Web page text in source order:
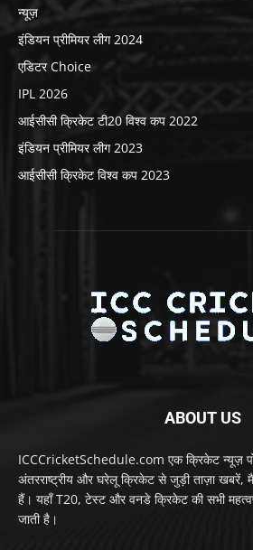
न्यूज़
इंडियन प्रीमियर लीग 2024
एडिटर Choice
IPL 2026
आईसीसी क्रिकेट टी20 विश्व कप 2022
इंडियन प्रीमियर लीग 2023
आईसीसी क्रिकेट विश्व कप 2023
ABOUT US
ICCCricketSchedule.com एक क्रिकेट न्यूज़
अंतरराष्ट्रीय और घरेलू क्रिकेट से जुड़ी ताज़ा
हैं। यहाँ T20, टेस्ट और वनडे क्रिकेट की सभी
जाती है।